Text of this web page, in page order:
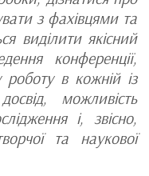
з фахівцями та
виділити якісний
конференції,
в кожній із
можливість
і, звісно,
та наукової